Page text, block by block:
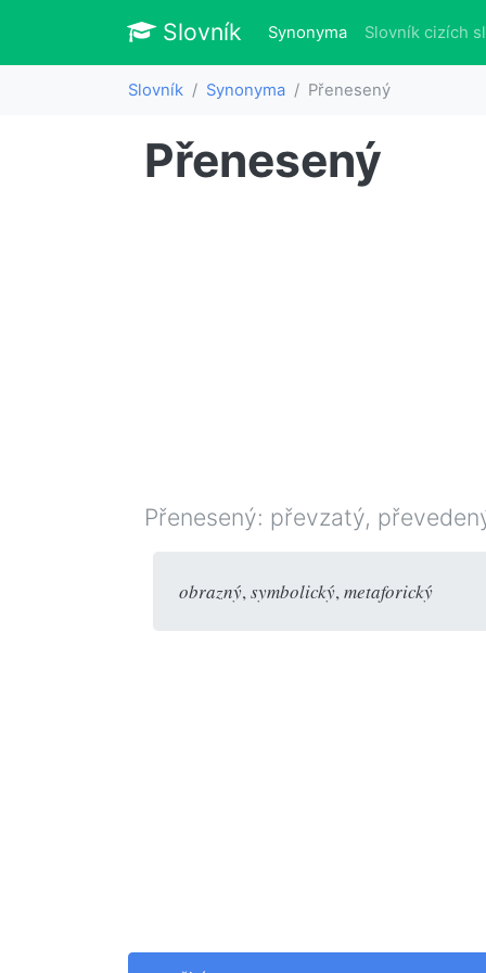
Slovník Slovník
Synonyma(aktuálně)
Slovník cizích
Slovník Synonyma Přenesený
Přenesený
Přenesený: převzatý,
obrazný, symbolický, metaforický